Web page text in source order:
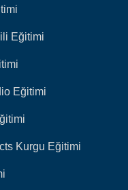
Eğitimi
Eğitimi
Kurgu Eğitimi